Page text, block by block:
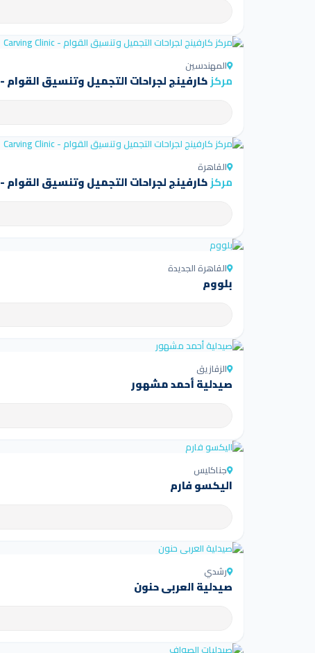
المهندسين
مركزكارفينج لجراحات التجميل وتنسيق القوام - Carving Clinic
القاهرة
مركزكارفينج لجراحات التجميل وتنسيق القوام - Carving Clinic
القاهرة الجديدة
بلووم
الزقازيق
صيدلية أحمد مشهور
جناكليس
اليكسو فارم
رشدي
صيدلية العربى حنون